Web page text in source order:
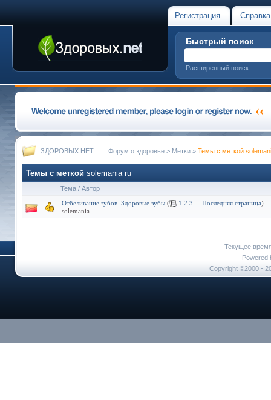
Регистрация Справка
Быстрый поиск
Расширенный поиск
ЗДОРОВЫХ.НЕТ ..::.. Форум о здоровье > Метки » Темы с меткой
Темы с меткой solemania ru
Тема / Автор
Отбеливание зубов. Здоровые зубы ( 1 2 3 Последняя страница)
solemania
Текущее
Powered
Copyright ©2000 -